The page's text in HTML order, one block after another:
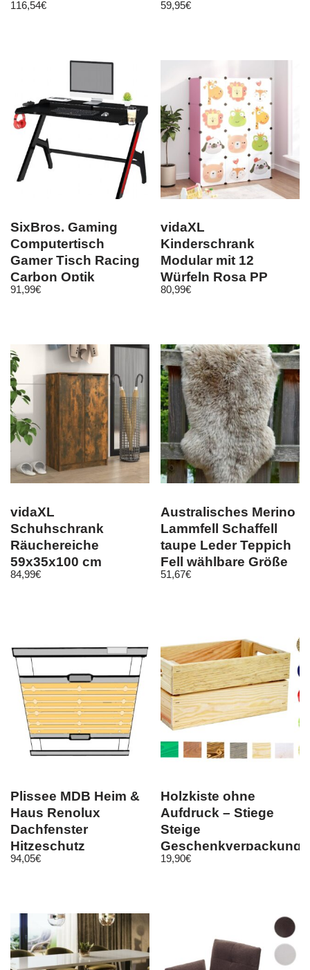
Sensor Trafo 230V
116,54€ Designs
59,95€
SixBros. Gaming
Computertisch
Gamer Tisch Racing
Carbon Optik
Schwarz GT-007/8190
91,99€
vidaXL
Kinderschrank
Modular mit 12
Würfeln Rosa PP
80,99€
vidaXL
Schuhschrank
Räuchereiche
59x35x100 cm
Holzwerkstoff
84,99€
Australisches Merino
Lammfell Schaffell
taupe Leder Teppich
Fell wählbare Größe
51,67€
Plissee MDB Heim &
Haus Renolux
Dachfenster
Hitzeschutz
Sichtschutz
94,05€
Holzkiste ohne
Aufdruck – Stiege
Steige
Geschenkverpackung
Präsentkorb
19,90€